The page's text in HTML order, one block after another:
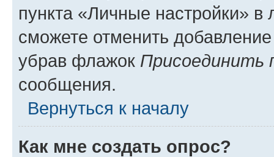
пункта «Личные настройки»
сможете отменить
убрав флажок Присоединить
сообщения.
Вернуться к началу
Как мне создать опрос?